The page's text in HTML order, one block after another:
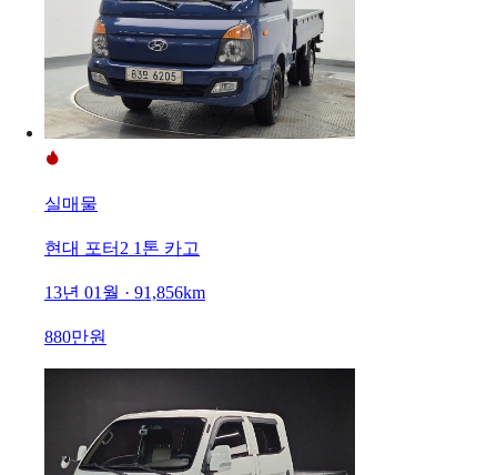
실매물
현대 포터2 1톤 카고
13년 01월 · 91,856km
880만원